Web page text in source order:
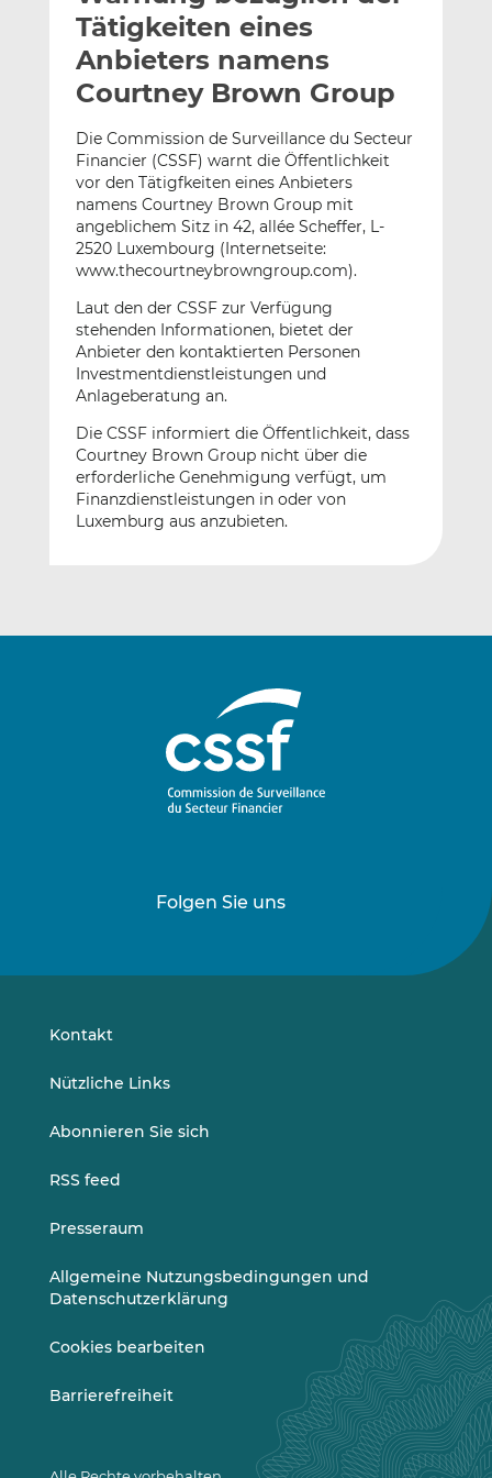
a
n
n
k
e
d
n
t
e
i
l
e
c
e
b
o
k
t
e
i
l
e
Tätigkeiten eines
Anbieters namens
Courtney Brown Group
Die Commission de Surveillance du Secteur
Financier (CSSF) warnt die Öffentlichkeit
vor den Tätigfkeiten eines Anbieters
namens Courtney Brown Group mit
angeblichem Sitz in 42, allée Scheffer, L-
2520 Luxembourg (Internetseite:
www.thecourtneybrowngroup.com).
Laut den der CSSF zur Verfügung
stehenden Informationen, bietet der
Anbieter den kontaktierten Personen
Investmentdienstleistungen und
Anlageberatung an.
Die CSSF informiert die Öffentlichkeit, dass
Courtney Brown Group nicht über die
erforderliche Genehmigung verfügt, um
Finanzdienstleistungen in oder von
Luxemburg aus anzubieten.
Folgen Sie uns
uns
uns
Kontakt
Nützliche Links
Abonnieren Sie sich
RSS feed
Presseraum
Allgemeine Nutzungsbedingungen und
Datenschutzerklärung
Cookies bearbeiten
Barrierefreiheit